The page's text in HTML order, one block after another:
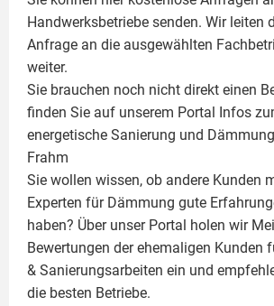
Handwerksbetriebe senden. Wir leiten
Anfrage an die ausgewählten
weiter.
Sie brauchen noch nicht direkt einen
finden Sie auf unserem Portal Infos
energetische Sanierung und
Frahm
Sie wollen wissen, ob andere Kunden
Experten für Dämmung gute
haben? Über unser Portal holen wir
Bewertungen der ehemaligen Kunden
& Sanierungsarbeiten ein und
die besten Betriebe.